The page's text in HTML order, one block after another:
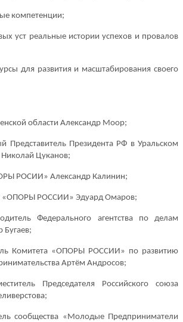
компетенции;
реальные истории успехов и провалов
для развития и масштабирования своего
области Александр Моор;
Представитель Президента РФ в Уральском
Николай Цуканов;
РОСИИ» Александр Калинин;
«ОПОРЫ РОССИИ» Эдуард Омаров;
Федерального агентства по делам
Бугаев;
Комитета «ОПОРЫ РОССИИ» по развитию
Артём Андросов;
Председателя Российского союза
;
сообщества «Молодые Предприниматели